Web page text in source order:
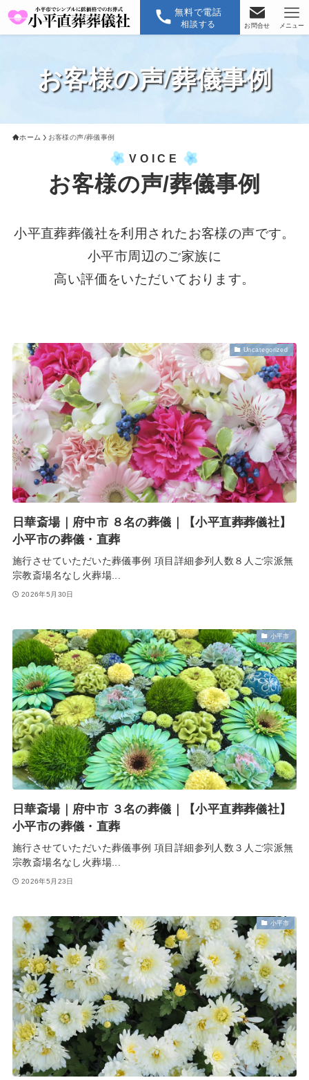
無料で電話
相談する お問合せ メニュー
お客様の声/葬儀事例
ホーム お客様の声/葬儀事例
VOICE
お客様の声/葬儀事例
小平直葬葬儀社を利用されたお客様の声です。
小平市周辺のご家族に
高い評価をいただいております。
Uncategorized
日華斎場｜府中市 ８名の葬儀｜【小平直葬葬儀社】
小平市の葬儀・直葬
施行させていただいた葬儀事例 項目詳細参列人数８人ご宗派無
宗教斎場名なし火葬場...
2026年5月30日
小平市
日華斎場｜府中市 ３名の葬儀｜【小平直葬葬儀社】
小平市の葬儀・直葬
施行させていただいた葬儀事例 項目詳細参列人数３人ご宗派無
宗教斎場名なし火葬場...
2026年5月23日
小平市